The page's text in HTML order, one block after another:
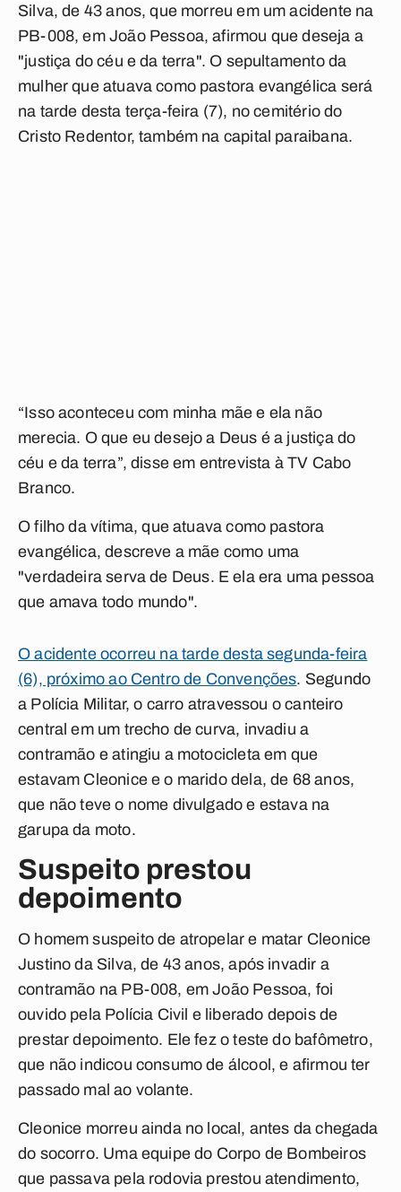
Silva, de 43 anos, que morreu em um acidente na
PB-008, em João Pessoa, afirmou que deseja a
"justiça do céu e da terra". O sepultamento da
mulher que atuava como pastora evangélica será
na tarde desta terça-feira (7), no cemitério do
Cristo Redentor, também na capital paraibana.
“Isso aconteceu com minha mãe e ela não
merecia. O que eu desejo a Deus é a justiça do
céu e da terra”, disse em entrevista à TV Cabo
Branco.
O filho da vítima, que atuava como pastora
evangélica, descreve a mãe como uma
"verdadeira serva de Deus. E ela era uma pessoa
que amava todo mundo".
O acidente ocorreu na tarde desta segunda-feira
(6), próximo ao Centro de Convenções. Segundo
a Polícia Militar, o carro atravessou o canteiro
central em um trecho de curva, invadiu a
contramão e atingiu a motocicleta em que
estavam Cleonice e o marido dela, de 68 anos,
que não teve o nome divulgado e estava na
garupa da moto.
Suspeito prestou
depoimento
O homem suspeito de atropelar e matar Cleonice
Justino da Silva, de 43 anos, após invadir a
contramão na PB-008, em João Pessoa, foi
ouvido pela Polícia Civil e liberado depois de
prestar depoimento. Ele fez o teste do bafômetro,
que não indicou consumo de álcool, e afirmou ter
passado mal ao volante.
Cleonice morreu ainda no local, antes da chegada
do socorro. Uma equipe do Corpo de Bombeiros
que passava pela rodovia prestou atendimento,